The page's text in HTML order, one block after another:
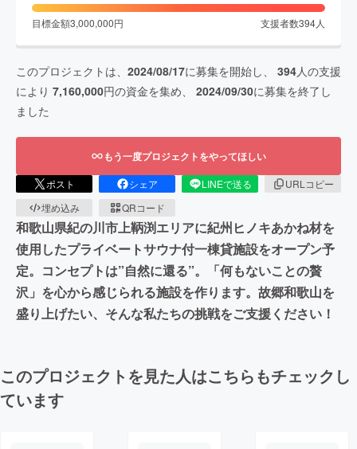
目標金額3,000,000円 支援者数394人
このプロジェクトは、 2024/08/17に募集を開始し、 394人の支援
により 7,160,000円の資金を集め、 2024/09/30に募集を終了し
ました
もう一度プロジェクトをやってほしい
ポスト シェア LINEで送る
URLコピー
埋め込み
QRコード
和歌山県紀の川市上鞆渕エリアに紀州ヒノキあかね材を
使用したプライベートサウナ付一棟貸施設をオープン予
定。コンセプトは”自然に還る”。「何もないことの贅
沢」を心から感じられる施設を作ります。故郷和歌山を
盛り上げたい、そんな私たちの挑戦をご支援ください！
このプロジェクトを見た人はこちらもチェックし
ています